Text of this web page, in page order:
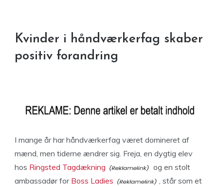
Kvinder i håndværkerfag skaber
positiv forandring
I mange år har håndværkerfag været domineret af
mænd, men tiderne ændrer sig. Freja, en dygtig elev
hos Ringsted Tagdækning
og en stolt
ambassadør for Boss Ladies
, står som et